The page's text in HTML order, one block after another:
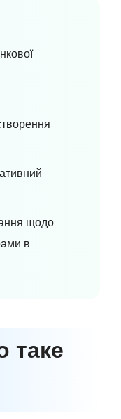
щодо
в
таке